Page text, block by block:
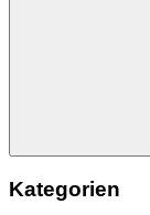
Kategorien